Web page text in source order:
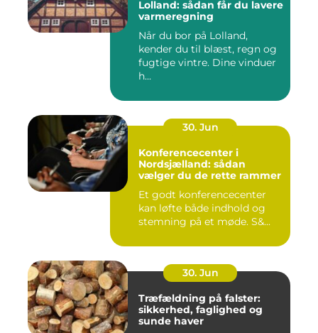
Lolland: sådan får du lavere
varmeregning
Når du bor på Lolland,
kender du til blæst, regn og
fugtige vintre. Dine vinduer
h...
30. Jun
Konferencecenter i
Nordsjælland: sådan
vælger du de rette rammer
Et godt konferencecenter
kan løfte både indhold og
stemning på et møde. S&...
30. Jun
Træfældning på falster:
sikkerhed, faglighed og
sunde haver